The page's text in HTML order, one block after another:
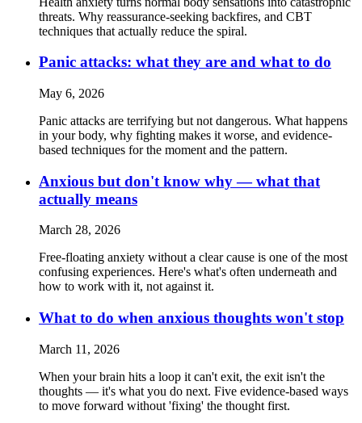
threats. Why reassurance-seeking backfires, and CBT
techniques that actually reduce the spiral.
Panic attacks: what they are and what to do
May 6, 2026
Panic attacks are terrifying but not dangerous. What happens
in your body, why fighting makes it worse, and evidence-
based techniques for the moment and the pattern.
Anxious but don't know why — what that
actually means
March 28, 2026
Free-floating anxiety without a clear cause is one of the most
confusing experiences. Here's what's often underneath and
how to work with it, not against it.
What to do when anxious thoughts won't stop
March 11, 2026
When your brain hits a loop it can't exit, the exit isn't the
thoughts — it's what you do next. Five evidence-based ways
to move forward without 'fixing' the thought first.